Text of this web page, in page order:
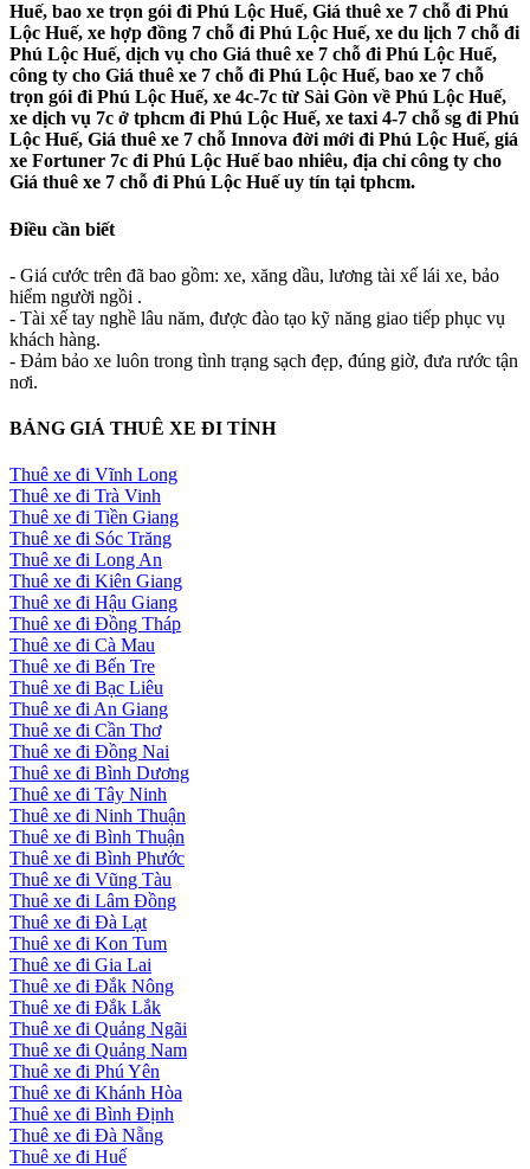
Huế, bao xe trọn gói đi Phú Lộc Huế, Giá thuê xe 7 chỗ đi Phú
Lộc Huế, xe hợp đồng 7 chỗ đi Phú Lộc Huế, xe du lịch 7 chỗ đi
Phú Lộc Huế, dịch vụ cho Giá thuê xe 7 chỗ đi Phú Lộc Huế,
công ty cho Giá thuê xe 7 chỗ đi Phú Lộc Huế, bao xe 7 chỗ
trọn gói đi Phú Lộc Huế, xe 4c-7c từ Sài Gòn về Phú Lộc Huế,
xe dịch vụ 7c ở tphcm đi Phú Lộc Huế, xe taxi 4-7 chỗ sg đi Phú
Lộc Huế, Giá thuê xe 7 chỗ Innova đời mới đi Phú Lộc Huế, giá
xe Fortuner 7c đi Phú Lộc Huế bao nhiêu, địa chỉ công ty cho
Giá thuê xe 7 chỗ đi Phú Lộc Huế uy tín tại tphcm.
Điều cần biết
- Giá cước trên đã bao gồm: xe, xăng dầu, lương tài xế lái xe, bảo
hiểm người ngồi .
- Tài xế tay nghề lâu năm, được đào tạo kỹ năng giao tiếp phục vụ
khách hàng.
- Đảm bảo xe luôn trong tình trạng sạch đẹp, đúng giờ, đưa rước tận
nơi.
BẢNG GIÁ THUÊ XE ĐI TỈNH
Thuê xe đi Vĩnh Long
Thuê xe đi Trà Vinh
Thuê xe đi Tiền Giang
Thuê xe đi Sóc Trăng
Thuê xe đi Long An
Thuê xe đi Kiên Giang
Thuê xe đi Hậu Giang
Thuê xe đi Đồng Tháp
Thuê xe đi Cà Mau
Thuê xe đi Bến Tre
Thuê xe đi Bạc Liêu
Thuê xe đi An Giang
Thuê xe đi Cần Thơ
Thuê xe đi Đồng Nai
Thuê xe đi Bình Dương
Thuê xe đi Tây Ninh
Thuê xe đi Ninh Thuận
Thuê xe đi Bình Thuận
Thuê xe đi Bình Phước
Thuê xe đi Vũng Tàu
Thuê xe đi Lâm Đồng
Thuê xe đi Đà Lạt
Thuê xe đi Kon Tum
Thuê xe đi Gia Lai
Thuê xe đi Đắk Nông
Thuê xe đi Đắk Lắk
Thuê xe đi Quảng Ngãi
Thuê xe đi Quảng Nam
Thuê xe đi Phú Yên
Thuê xe đi Khánh Hòa
Thuê xe đi Bình Định
Thuê xe đi Đà Nẵng
Thuê xe đi Huế